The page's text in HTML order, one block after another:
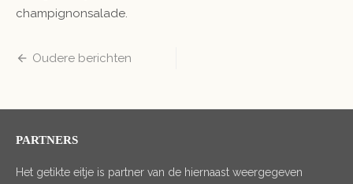
champignonsalade.
Berichten
Oudere berichten
PARTNERS
Het getikte eitje is partner van de hiernaast weergegeven